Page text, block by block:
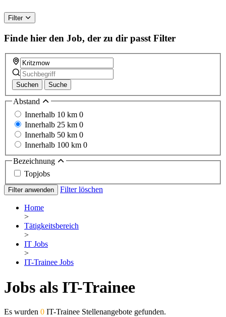
Filter
Finde hier den Job, der zu dir passt Filter
Suchen Suche
Abstand
Innerhalb 10 km 0
Innerhalb 25 km 0
Innerhalb 50 km 0
Innerhalb 100 km 0
Bezeichnung
Topjobs
Filter anwenden Filter löschen
Home
>
Tätigkeitsbereich
>
IT Jobs
>
IT-Trainee Jobs
Jobs als IT-Trainee
Es wurden 0 IT-Trainee Stellenangebote gefunden.